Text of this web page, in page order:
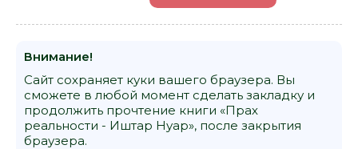
Внимание!
Сайт сохраняет куки вашего браузера. Вы
сможете в любой момент сделать закладку и
продолжить прочтение книги «Прах
реальности - Иштар Нуар», после закрытия
браузера.